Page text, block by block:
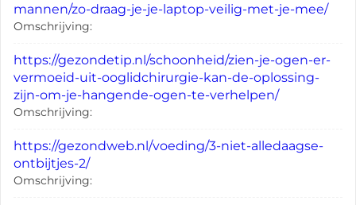
mannen/zo-draag-je-je-laptop-veilig-met-je-mee/
Omschrijving:
https://gezondetip.nl/schoonheid/zien-je-ogen-er-
vermoeid-uit-ooglidchirurgie-kan-de-oplossing-
zijn-om-je-hangende-ogen-te-verhelpen/
Omschrijving:
https://gezondweb.nl/voeding/3-niet-alledaagse-
ontbijtjes-2/
Omschrijving: